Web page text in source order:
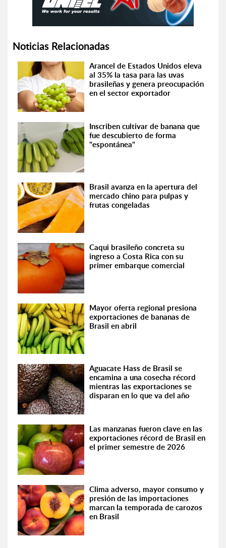
Noticias Relacionadas
Arancel de Estados Unidos eleva
al 35% la tasa para las uvas
brasileñas y genera preocupación
en el sector exportador
Inscriben cultivar de banana que
fue descubierto de forma
"espontánea"
Brasil avanza en la apertura del
mercado chino para pulpas y
frutas congeladas
Caqui brasileño concreta su
ingreso a Costa Rica con su
primer embarque comercial
Mayor oferta regional presiona
exportaciones de bananas de
Brasil en abril
Aguacate Hass de Brasil se
encamina a una cosecha récord
mientras las exportaciones se
disparan en lo que va del año
Las manzanas fueron clave en las
exportaciones récord de Brasil en
el primer semestre de 2026
Clima adverso, mayor consumo y
presión de las importaciones
marcan la temporada de carozos
en Brasil